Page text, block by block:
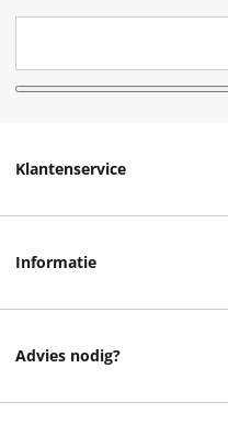
Klantenservice
Informatie
Advies nodig?